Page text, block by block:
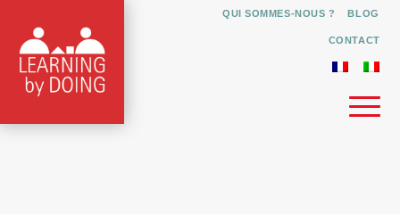
QUI SOMMES-NOUS ? BLOG
CONTACT